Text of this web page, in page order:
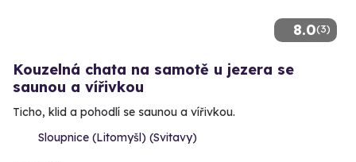
8.0(3)
Kouzelná chata na samotě u jezera se
saunou a vířivkou
Ticho, klid a pohodlí se saunou a vířivkou.
Sloupnice (Litomyšl) (Svitavy)